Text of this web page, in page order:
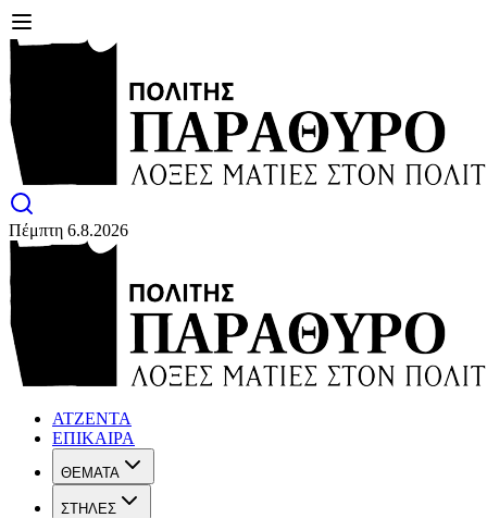
Πέμπτη 6.8.2026
ΑΤΖΕΝΤΑ
ΕΠΙΚΑΙΡΑ
ΘΕΜΑΤΑ
ΣΤΗΛΕΣ